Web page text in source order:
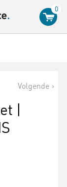
0
Volgende
|